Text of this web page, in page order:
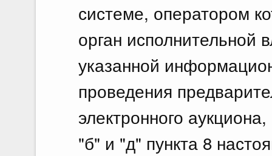
системе, оператором
орган исполнительной
указанной
проведения
электронного
"б" и "д" пункта 8